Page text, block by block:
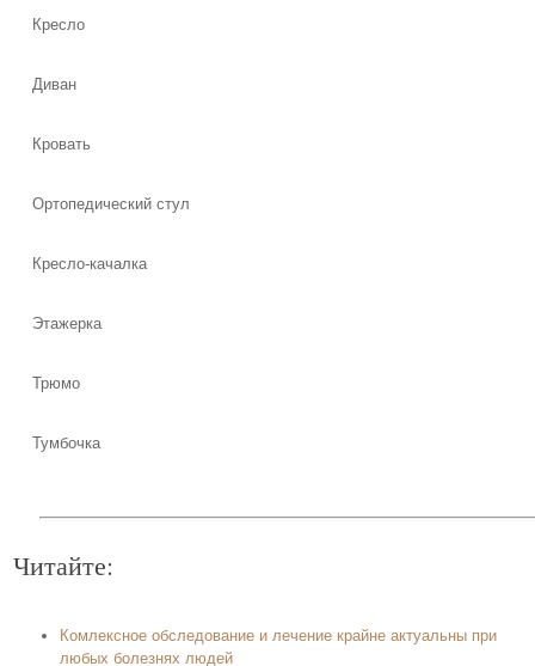
Кресло
Диван
Кровать
Ортопедический стул
Кресло-качалка
Этажерка
Трюмо
Тумбочка
Читайте:
Комлексное обследование и лечение крайне актуальны при
любых болезнях людей